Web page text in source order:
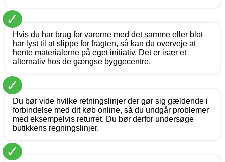
✓
Hvis du har brug for varerne med det samme eller blot
har lyst til at slippe for fragten, så kan du overveje at
hente materialerne på eget initiativ. Det er især et
alternativ hos de gængse byggecentre.
✓
Du bør vide hvilke retningslinjer der gør sig gældende i
forbindelse med dit køb online, så du undgår problemer
med eksempelvis returret. Du bør derfor undersøge
butikkens regningslinjer.
✓